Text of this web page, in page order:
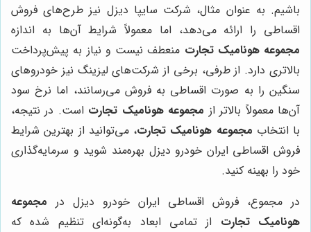
باشیم. به عنوان مثال، شرکت سایپا دیزل نیز طرح‌های فروش
اقساطی را ارائه می‌دهد، اما معمولاً شرایط آن‌ها به اندازه
مجموعه هونامیک تجارت منعطف نیست و نیاز به پیش‌پرداخت
بالاتری دارد. از طرفی، برخی از شرکت‌های لیزینگ نیز خودروهای
سنگین را به صورت اقساطی به فروش می‌رسانند، اما نرخ سود
آن‌ها معمولاً بالاتر از مجموعه هونامیک تجارت است. در نتیجه،
با انتخاب مجموعه هونامیک تجارت، می‌توانید از بهترین شرایط
فروش اقساطی ایران خودرو دیزل بهره‌مند شوید و سرمایه‌گذاری
خود را بهینه کنید.
در مجموع، فروش اقساطی ایران خودرو دیزل در مجموعه
هونامیک تجارت از تمامی ابعاد به‌گونه‌ای تنظیم شده که